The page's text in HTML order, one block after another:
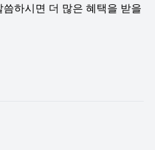
하시면 더 많은 혜택을 받을